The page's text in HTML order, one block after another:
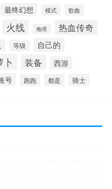
最终幻想 模式 歌曲
火线 炮塔 热血传奇
等级 自己的
卜 装备 西游
号 跑跑 都是 骑士